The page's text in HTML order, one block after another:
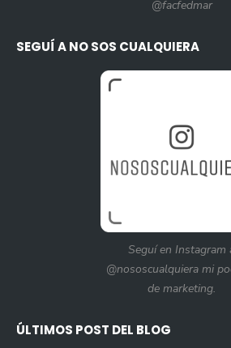
@facfedmar
SEGUÍ A NO SOS CUALQUIERA
Seguí en Instagram
@nososcualquiera mi
de marketing.
ÚLTIMOS POST DEL BLOG